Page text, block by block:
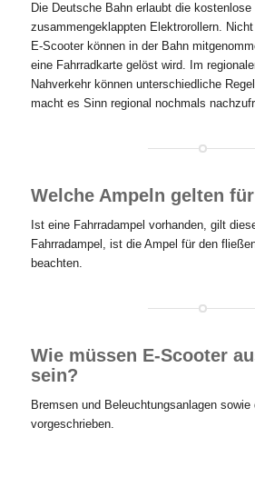
Die Deutsche Bahn erlaubt die
zusammengeklappten Elektrorollern.
E-Scooter können in der Bahn
eine Fahrradkarte gelöst wird. Im
Nahverkehr können unterschiedliche
macht es Sinn regional nochmals
Welche Ampeln gelten
Ist eine Fahrradampel vorhanden, gilt
Fahrradampel, ist die Ampel für den
beachten.
Wie müssen E-Scooter
sein?
Bremsen und Beleuchtungsanlagen
vorgeschrieben.